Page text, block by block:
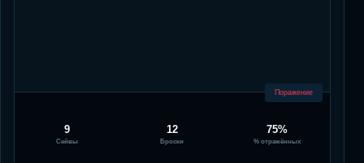
Поражение
9
Сейвы
12
Броски
75%
% отражённых